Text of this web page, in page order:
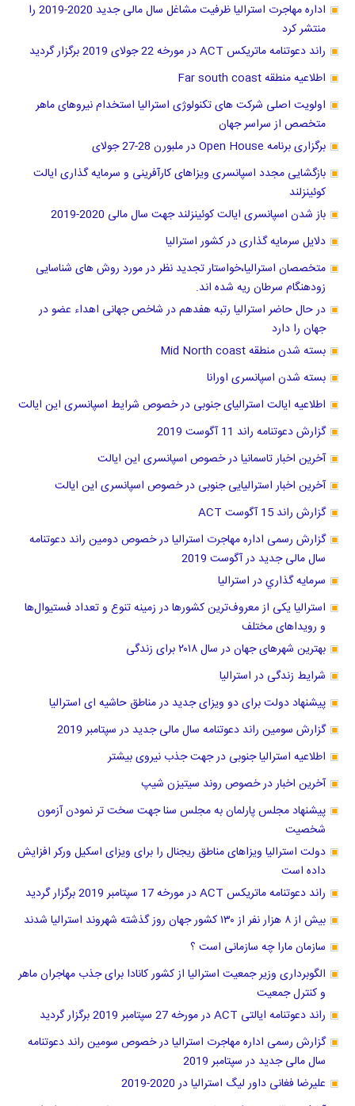
اداره مهاجرت استرالیا ظرفیت مشاغل سال مالی جدید 2020-2019 را
منتشر کرد
راند دعوتنامه ماتریکس ACT در مورخه 22 جولای 2019 برگزار گردید
اطلاعیه منطقه Far south coast
اولویت اصلی شرکت های تکنولوژی استرالیا استخدام نیروهای ماهر
متخصص از سراسر جهان
برگزاری برنامه Open House در ملبورن 28-27 جولای
بازگشایی مجدد اسپانسری ویزاهای کارآفرینی و سرمایه گذاری ایالت
کوئینزلند
باز شدن اسپانسری ایالت کوئینزلند جهت سال مالی 2020-2019
دلایل سرمایه گذاری در کشور استرالیا
متخصصان استرالیا،خواستار تجدید نظر در مورد روش های شناسایی
زودهنگام سرطان ریه شده اند.
در حال حاضر استرالیا رتبه هفدهم در شاخص جهانی اهداء عضو در
جهان را دارد
بسته شدن منطقه Mid North coast
بسته شدن اسپانسری اورانا
اطلاعیه ایالت استرالیای جنوبی در خصوص شرایط اسپانسری این ایالت
گزارش دعوتنامه راند 11 آگوست 2019
آخرین اخبار تاسمانیا در خصوص اسپانسری این ایالت
آخرین اخبار استرالیایی جنوبی در خصوص اسپانسری این ایالت
گزارش راند 15 آگوست ACT
گزارش رسمی اداره مهاجرت استرالیا در خصوص دومین راند دعوتنامه
سال مالی جدید در آگوست 2019
سرمايه گذاري در استراليا
استرالیا یکی از معروف‌ترین کشورها در زمینه تنوع و تعداد فستیوال‌ها
و رویداهای مختلف
بهترین شهرهای جهان در سال ۲۰۱۸ برای زندگی
شرایط زندگی در استرالیا
پیشنهاد دولت برای دو ویزای جدید در مناطق حاشیه ای استرالیا
گزارش سومین راند دعوتنامه سال مالی جدید در سپتامبر 2019
اطلاعیه استرالیا جنوبی در جهت جذب نیروی بیشتر
آخرین اخبار در خصوص روند سیتیزن شیپ
پیشنهاد مجلس پارلمان به مجلس سنا جهت سخت تر نمودن آزمون
شخصیت
دولت استرالیا ویزاهای مناطق ریجنال را برای ویزای اسکیل ورکر افزایش
داده است
راند دعوتنامه ماتریکس ACT در مورخه 17 سپتامبر 2019 برگزار گردید
بیش از ۸ هزار نفر از ۱۳۰ کشور جهان روز گذشته شهروند استرالیا شدند
سازمان مارا چه سازمانی است ؟
الگوبرداری وزیر جمعیت استرالیا از کشور کانادا برای جذب مهاجران ماهر
و کنترل جمعیت
راند دعوتنامه ایالتی ACT در مورخه 27 سپتامبر 2019 برگزار گردید
گزارش رسمی اداره مهاجرت استرالیا در خصوص سومین راند دعوتنامه
سال مالی جدید در سپتامبر 2019
علیرضا فغانی داور لیگ استرالیا در 2020-2019